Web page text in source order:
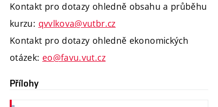
Kontakt pro dotazy ohledně obsahu a průběhu
kurzu: qvvlkova@vutbr.cz
Kontakt pro dotazy ohledně ekonomických
otázek: eo@favu.vut.cz
Přílohy